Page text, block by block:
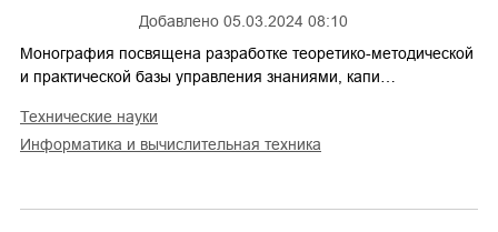
Добавлено 05.03.2024 08:10
Монография посвящена разработке теоретико-методической
и практической базы управления знаниями, капи…
технические науки
информатика и вычислительная техника